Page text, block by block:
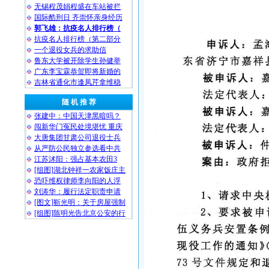
无锡程茂娟程盛在车站被拦
国际酷刑日 齐崇怀亲身经历
郭飞雄：抗疫名人排行榜（
抗疫名人排行榜（第二部分
一个退役女兵的求助信
鲁东大学被开除学生孙健举
广东李宝霖恭贺即将新婚的
吉林省通化市逢凤芹拿维稳
随 机 推 荐
张建中：中国天津黑暗吗？
闯新华门冤民处境堪忧 重庆
大唐集团甘肃公司退役士兵
从严防公民独立参选看中共
江苏沭阳：强占基本农田3
[组图]湖北钟祥一农家饭庄主
恐吓维权律师李向阳的人浮
刘涛华：履行法定职责申请
[图文]靳光明：关于房屋强制
[组图]陈明光告北京公安的行